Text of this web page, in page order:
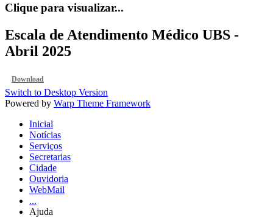
Clique para visualizar...
Escala de Atendimento Médico UBS -
Abril 2025
Download
Switch to Desktop Version
Powered by Warp Theme Framework
Inicial
Notícias
Serviços
Secretarias
Cidade
Ouvidoria
WebMail
...
Ajuda